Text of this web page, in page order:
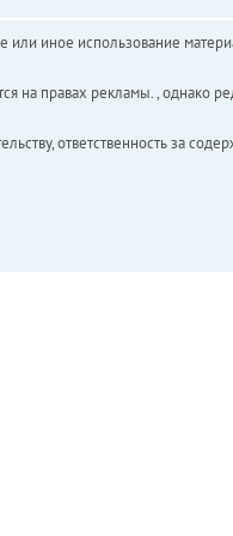
иное использование
правах рекламы. , однако
ответственность за